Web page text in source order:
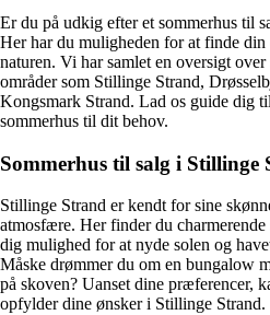
Er du på udkig efter et sommerhus til
Her har du muligheden for at finde din
naturen. Vi har samlet en oversigt
områder som Stillinge Strand,
Kongsmark Strand. Lad os guide dig
sommerhus til dit behov.
Sommerhus til salg i Stillinge
Stillinge Strand er kendt for sine
atmosfære. Her finder du
dig mulighed for at nyde solen og
Måske drømmer du om en bungalow
på skoven? Uanset dine præferencer,
opfylder dine ønsker i Stillinge Strand.